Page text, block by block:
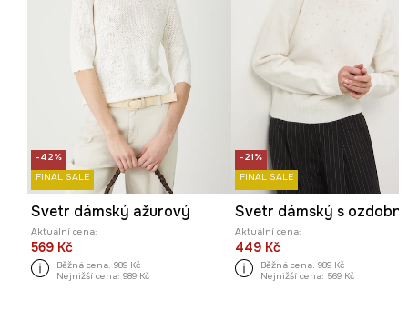
-42%
FINAL SALE
Svetr dámský ažurový
Aktuální cena:
569 Kč
Běžná cena: 989 Kč
Nejnižší cena: 989 Kč
-21%
FINAL SALE
Aktuální cena:
449 Kč
Běžná cena: 989 Kč
Nejnižší cena: 569 Kč